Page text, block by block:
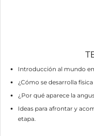
Introducción al mundo
¿Cómo se desarrolla
¿Por qué aparece la
Ideas para afrontar y
etapa.